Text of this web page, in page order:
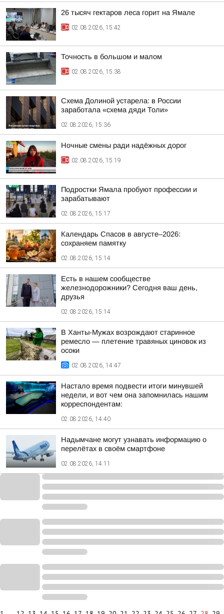
26 тысяч гектаров леса горит на Ямале
02.08.2026, 15:42
Точность в большом и малом
02.08.2026, 15:38
Схема Долиной устарела: в России
заработала «схема дяди Толи»
02.08.2026, 15:36
Ночные смены ради надёжных дорог
02.08.2026, 15:19
Подростки Ямала пробуют профессии и
зарабатывают
02.08.2026, 15:17
Календарь Спасов в августе–2026:
сохраняем памятку
02.08.2026, 15:14
Есть в нашем сообществе
железнодорожники? Сегодня ваш день,
друзья
02.08.2026, 15:14
В Ханты-Мужах возрождают старинное
ремесло — плетение травяных циновок из
осоки
02.08.2026, 14:47
Настало время подвести итоги минувшей
недели, и вот чем она запомнилась нашим
корреспондентам:
02.08.2026, 14:40
Надымчане могут узнавать информацию о
перелётах в своём смартфоне
02.08.2026, 14:11